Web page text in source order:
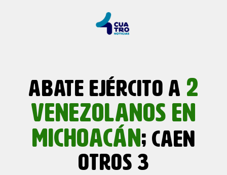
ABATE EJÉRCITO A 2
VENEZOLANOS EN
MICHOACÁN; CAEN
OTROS 3